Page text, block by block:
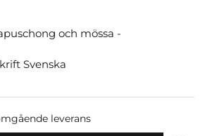
och mössa -
Svenska
leverans